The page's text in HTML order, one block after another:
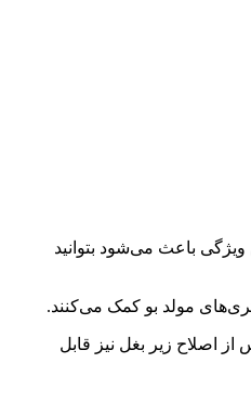
باعث می‌شود بتوانید
مولد بو کمک می‌کنند.
اصلاح زیر بغل نیز قابل